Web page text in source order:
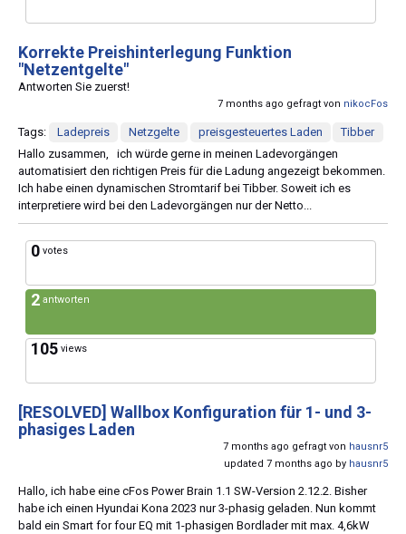
Korrekte Preishinterlegung Funktion
"Netzentgelte"
Antworten Sie zuerst!
7 months ago gefragt von nikocFos
Tags: Ladepreis Netzgelte preisgesteuertes Laden
Tibber
Hallo zusammen, ich würde gerne in meinen Ladevorgängen
automatisiert den richtigen Preis für die Ladung angezeigt bekommen.
Ich habe einen dynamischen Stromtarif bei Tibber. Soweit ich es
interpretiere wird bei den Ladevorgängen nur der Netto...
0 votes
2 antworten
105 views
[RESOLVED] Wallbox Konfiguration für 1- und 3-
phasiges Laden
7 months ago gefragt von hausnr5
updated 7 months ago by hausnr5
Hallo, ich habe eine cFos Power Brain 1.1 SW-Version 2.12.2. Bisher
habe ich einen Hyundai Kona 2023 nur 3-phasig geladen. Nun kommt
bald ein Smart for four EQ mit 1-phasigen Bordlader mit max. 4,6kW